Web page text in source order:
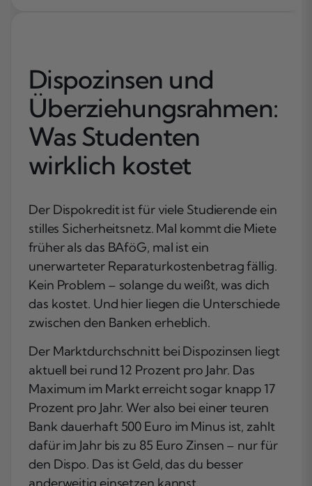
Dispozinsen und
Überziehungsrahmen:
Was Studenten
wirklich kostet
Der Dispokredit ist für viele Studierende ein
stilles Sicherheitsnetz. Mal kommt die Miete
früher als das BAföG, mal ist ein
unerwarteter Reparaturkostenbetrag fällig.
Kein Problem – solange du weißt, was dich
das kostet. Und hier liegen die Unterschiede
zwischen den Banken erheblich.
Der Marktdurchschnitt bei Dispozinsen liegt
aktuell bei rund 12 Prozent pro Jahr. Das
Maximum im Markt erreicht sogar knapp 17
Prozent pro Jahr. Wer also bei einer teuren
Bank dauerhaft 500 Euro im Minus ist, zahlt
dafür im Jahr bis zu 85 Euro Zinsen – nur für
den Dispo. Das ist Geld, das du besser